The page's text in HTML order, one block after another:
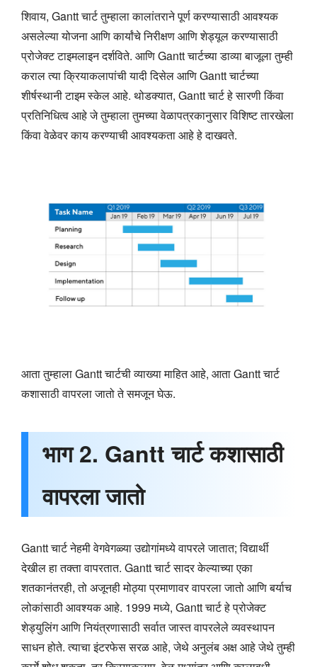
शिवाय, Gantt चार्ट तुम्हाला कालांतराने पूर्ण करण्यासाठी आवश्यक
असलेल्या योजना आणि कार्यांचे निरीक्षण आणि शेड्यूल करण्यासाठी
प्रोजेक्ट टाइमलाइन दर्शविते. आणि Gantt चार्टच्या डाव्या बाजूला तुम्ही
कराल त्या क्रियाकलापांची यादी दिसेल आणि Gantt चार्टच्या
शीर्षस्थानी टाइम स्केल आहे. थोडक्यात, Gantt चार्ट हे सारणी किंवा
प्रतिनिधित्व आहे जे तुम्हाला तुमच्या वेळापत्रकानुसार विशिष्ट तारखेला
किंवा वेळेवर काय करण्याची आवश्यकता आहे हे दाखवते.
आता तुम्हाला Gantt चार्टची व्याख्या माहित आहे, आता Gantt चार्ट
कशासाठी वापरला जातो ते समजून घेऊ.
भाग 2. Gantt चार्ट कशासाठी
वापरला जातो
Gantt चार्ट नेहमी वेगवेगळ्या उद्योगांमध्ये वापरले जातात; विद्यार्थी
देखील हा तक्ता वापरतात. Gantt चार्ट सादर केल्याच्या एका
शतकानंतरही, तो अजूनही मोठ्या प्रमाणावर वापरला जातो आणि बर्याच
लोकांसाठी आवश्यक आहे. 1999 मध्ये, Gantt चार्ट हे प्रोजेक्ट
शेड्युलिंग आणि नियंत्रणासाठी सर्वात जास्त वापरलेले व्यवस्थापन
साधन होते. त्याचा इंटरफेस सरळ आहे, जेथे अनुलंब अक्ष आहे जेथे तुम्ही